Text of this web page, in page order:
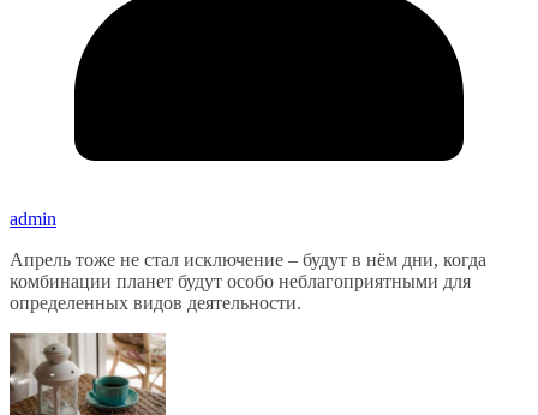
admin
Апрель тоже не стал исключение – будут в нём дни, когда
комбинации планет будут особо неблагоприятными для
определенных видов деятельности.